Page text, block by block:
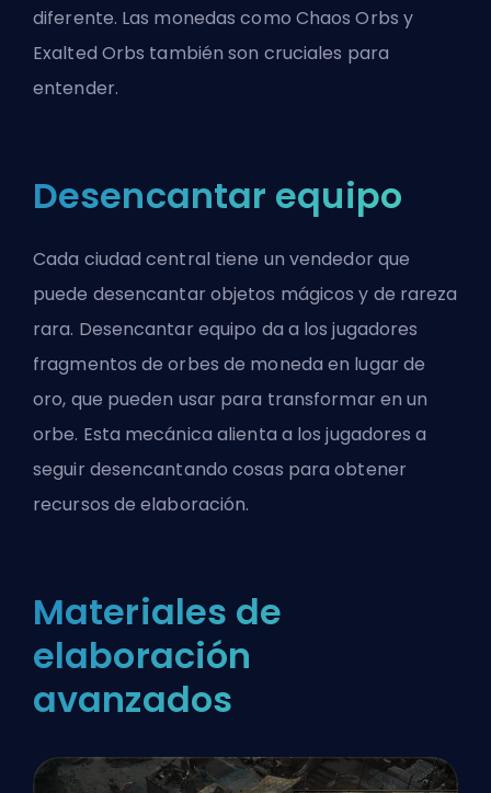
diferente. Las monedas como Chaos Orbs y
Exalted Orbs también son cruciales para
entender.
Desencantar equipo
Cada ciudad central tiene un vendedor que
puede desencantar objetos mágicos y de rareza
rara. Desencantar equipo da a los jugadores
fragmentos de orbes de moneda en lugar de
oro, que pueden usar para transformar en un
orbe. Esta mecánica alienta a los jugadores a
seguir desencantando cosas para obtener
recursos de elaboración.
Materiales de
elaboración
avanzados